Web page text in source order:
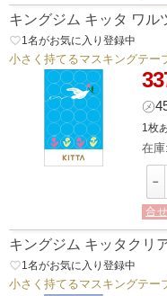
キングジム キッタ ワル
favorite_border1 名がお気に入り登録中
小さく持てるマスキングテー
㋱
1枚
在庫:
－
合
キングジム キッタクリ
favorite_border1 名がお気に入り登録中
小さく持てるマスキングテー